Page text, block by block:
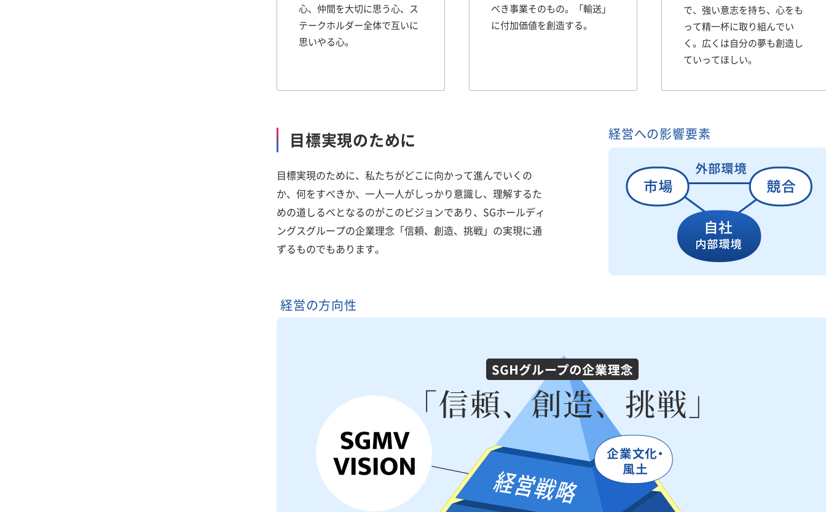
心、仲間を大切に思う心、ス
テークホルダー全体で互いに
思いやる心。
べき事業そのもの。「輸送」
に付加価値を創造する。
で、強い意志を持ち、心をも
って精一杯に取り組んでい
く。広くは自分の夢も創造し
ていってほしい。
目標実現のために
目標実現のために、私たちがどこに向かって進んでいくの
か、何をすべきか、一人一人がしっかり意識し、理解するた
めの道しるべとなるのがこのビジョンであり、SGホールディ
ングスグループの企業理念「信頼、創造、挑戦」の実現に通
ずるものでもあります。
経営への影響要素
経営の方向性